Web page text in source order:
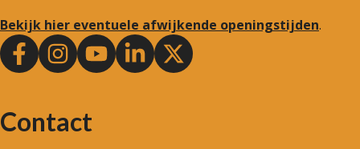
Bekijk hier eventuele afwijkende openingstijden.
Contact